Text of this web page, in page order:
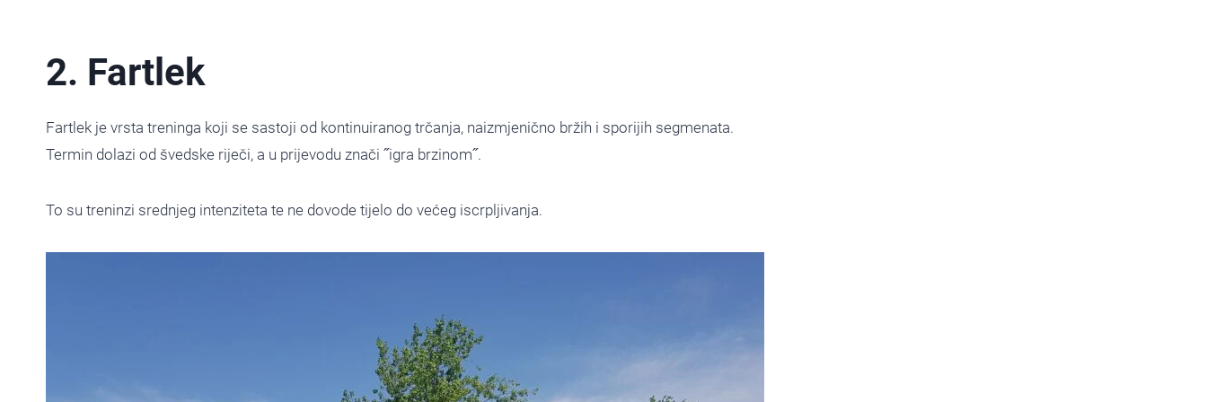
2. Fartlek
Fartlek je vrsta treninga koji se sastoji od kontinuiranog trčanja, naizmjenično bržih i sporijih segmenata.
Termin dolazi od švedske riječi, a u prijevodu znači ˝igra brzinom˝.
To su treninzi srednjeg intenziteta te ne dovode tijelo do većeg iscrpljivanja.